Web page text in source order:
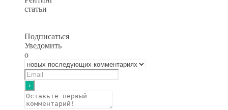
статьи
Подписаться
Уведомить
о